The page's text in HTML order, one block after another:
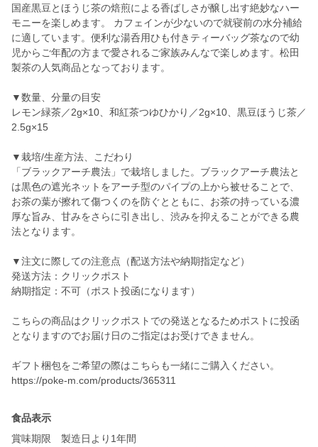
国産黒豆とほうじ茶の焙煎による香ばしさが醸し出す絶妙なハー
モニーを楽しめます。 カフェインが少ないので就寝前の水分補給
に適しています。便利な湯呑用ひも付きティーバッグ茶なので幼
児からご年配の方まで愛されるご家族みんなで楽しめます。松田
製茶の人気商品となっております。
▼数量、分量の目安
レモン緑茶／2g×10、和紅茶つゆひかり／2g×10、黒豆ほうじ茶／
2.5g×15
▼栽培/生産方法、こだわり
「ブラックアーチ農法」で栽培しました。ブラックアーチ農法と
は黒色の遮光ネットをアーチ型のパイプの上から被せることで、
お茶の葉が擦れて傷つくのを防ぐとともに、お茶の持っている濃
厚な旨み、甘みをさらに引き出し、渋みを抑えることができる農
法となります。
▼注文に際しての注意点（配送方法や納期指定など）
発送方法：クリックポスト
納期指定：不可（ポスト投函になります）
こちらの商品はクリックポストでの発送となるためポストに投函
となりますのでお届け日のご指定はお受けできません。
ギフト梱包をご希望の際はこちらも一緒にご購入ください。
https://poke-m.com/products/365311
食品表示
賞味期限 製造日より1年間